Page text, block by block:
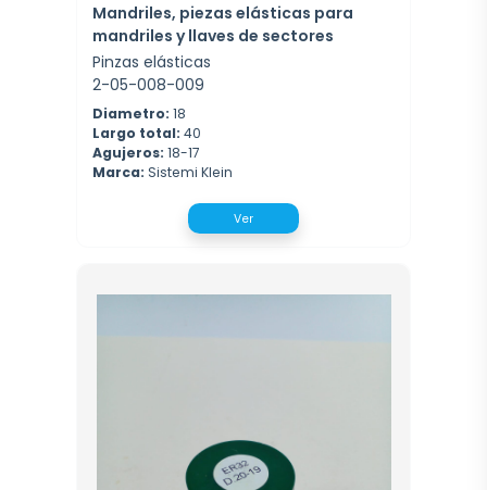
Mandriles, piezas elásticas para
mandriles y llaves de sectores
Pinzas elásticas
2-05-008-009
Diametro: 18
Largo total: 40
Agujeros: 18-17
Marca: Sistemi Klein
Ver